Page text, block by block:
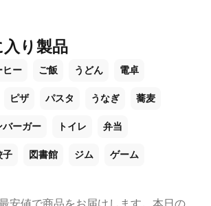
り製品
ヒー ご飯 うどん 電卓
ピザ パスタ うなぎ 蕎麦
バーガー トイレ 弁当
子 図書館 ジム ゲーム